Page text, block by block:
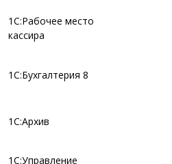
1С:Рабочее место
кассира
1С:Бухгалтерия 8
1С:Архив
1С:Управление